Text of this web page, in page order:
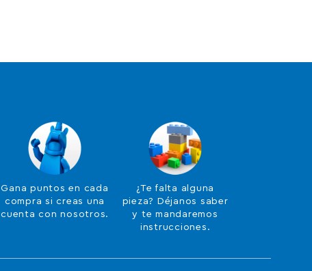
Gana puntos en cada
compra si creas una
cuenta con nosotros.
¿Te falta alguna
pieza? Déjanos saber
y te mandaremos
instrucciones.